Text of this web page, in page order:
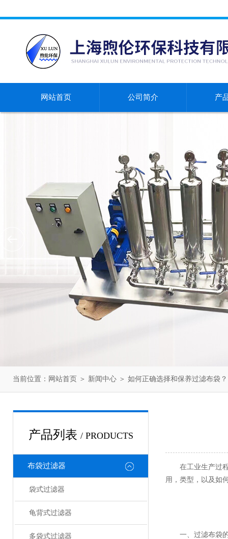
网站首页 公司简介 产
当前位置： 网站首页 ＞ 新闻中心 ＞ 如何正确选择和保养过滤布袋？
产品列表 / PRODUCTS
布袋过滤器
袋式过滤器
龟背式过滤器
多袋式过滤器
在工业生产过程
用，类型，以及如
一、过滤布袋